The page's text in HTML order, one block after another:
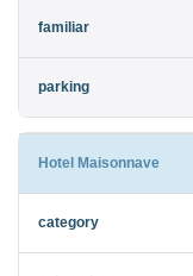
Hotel Maisonnave